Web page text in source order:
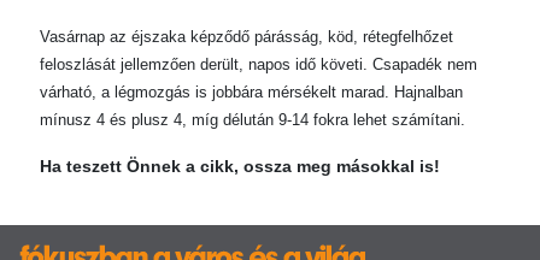
Vasárnap az éjszaka képződő párásság, köd, rétegfelhőzet
feloszlását jellemzően derült, napos idő követi. Csapadék nem
várható, a légmozgás is jobbára mérsékelt marad. Hajnalban
mínusz 4 és plusz 4, míg délután 9-14 fokra lehet számítani.
Ha teszett Önnek a cikk, ossza meg másokkal is!